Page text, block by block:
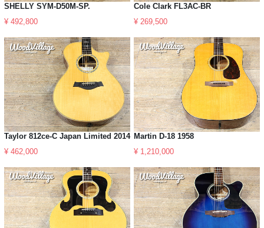
SHELLY SYM-D50M-SP.
¥ 492,800
Cole Clark FL3AC-BR
¥ 269,500
Taylor 812ce-C Japan Limited 2014
¥ 462,000
Martin D-18 1958
¥ 1,210,000